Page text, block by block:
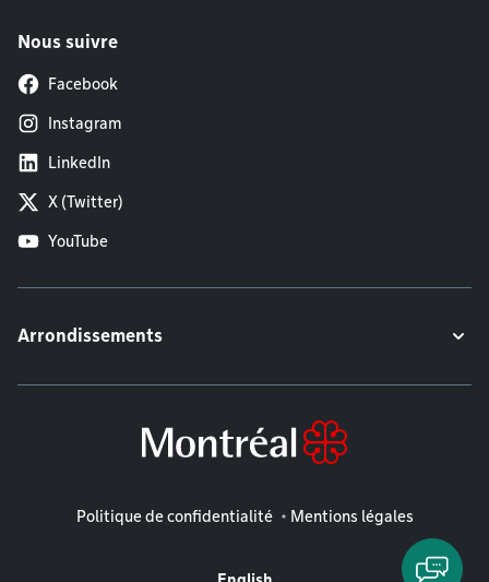
Nous suivre
Facebook
Instagram
LinkedIn
X (Twitter)
YouTube
Arrondissements
Mentions légales
Politique de confidentialité Mentions légales